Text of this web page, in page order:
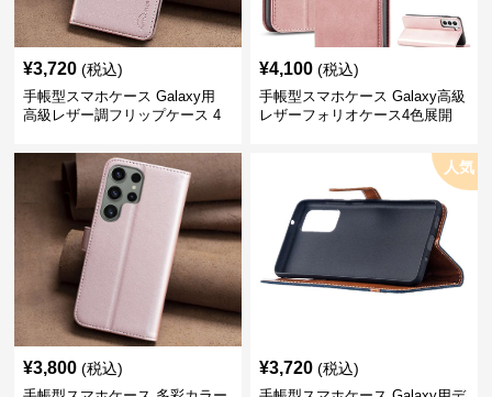
¥3,720 (税込)
手帳型スマホケース Galaxy用
高級レザー調フリップケース 4
¥4,100 (税込)
手帳型スマホケース Galaxy高級
レザーフォリオケース4色展開
¥3,800 (税込)
人気
¥3,720 (税込)